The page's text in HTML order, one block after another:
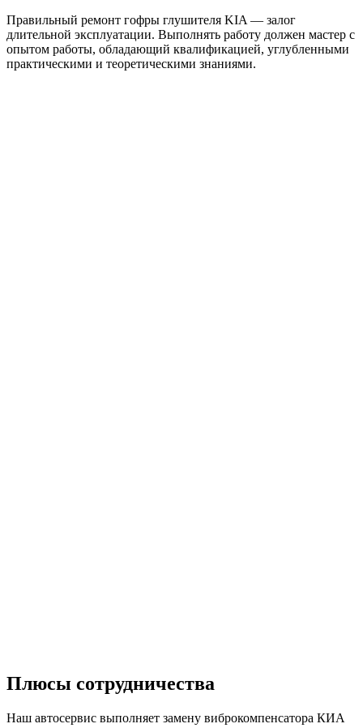
Правильный ремонт гофры глушителя KIA — залог
длительной эксплуатации. Выполнять работу должен мастер с
опытом работы, обладающий квалификацией, углубленными
практическими и теоретическими знаниями.
Плюсы сотрудничества
Наш автосервис выполняет замену виброкомпенсатора КИА